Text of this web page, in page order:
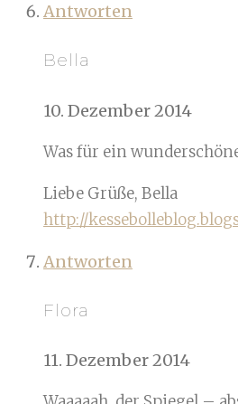
Antworten
Bella
10. Dezember 2014
Was für ein
Liebe Grüße, Bella
http://
Antworten
Flora
11. Dezember 2014